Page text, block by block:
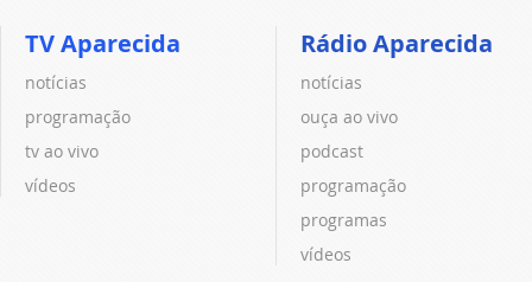
TV Aparecida
notícias
programação
tv ao vivo
vídeos
Rádio Aparecida
notícias
ouça ao vivo
podcast
programação
programas
vídeos